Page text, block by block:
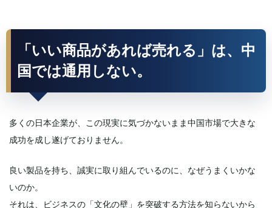
「いい商品があれば売れる」は、中
国では通用しない。
多くの日本企業が、この現実に気づかないまま中国市場で大きな
成功を成し遂げておりません。
良い製品を持ち、誠実に取り組んでいるのに、なぜうまくいかな
いのか。
それは、ビジネスの「文化の壁」を突破する方法を知らないから